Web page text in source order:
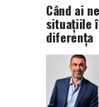
Când ai
situațiile
diferența